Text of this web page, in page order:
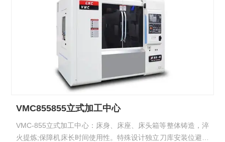
VMC855855立式加工中心
VMC-855立式加工中心：床身、床座、床头箱等整体铸造，淬
火提炼;保障机床长时间使用性。特殊设计独立刀库安装位避免